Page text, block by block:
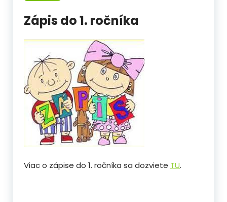
Zápis do 1. ročníka
Viac o zápise do 1. ročníka sa dozviete TU.